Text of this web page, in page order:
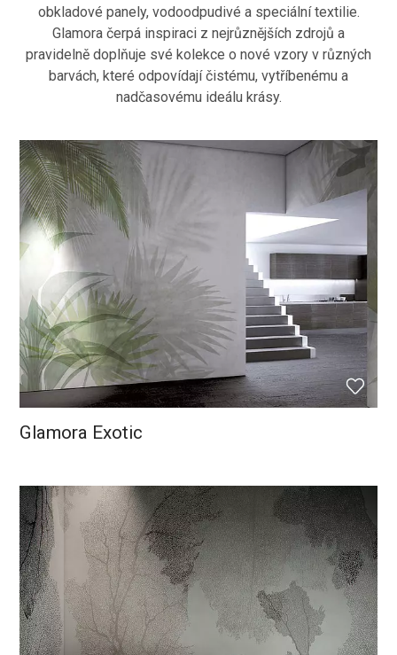
obkladové panely, vodoodpudivé a speciální textilie.
Glamora čerpá inspiraci z nejrůznějších zdrojů a
pravidelně doplňuje své kolekce o nové vzory v různých
barvách, které odpovídají čistému, vytříbenému a
nadčasovému ideálu krásy.
Glamora Exotic